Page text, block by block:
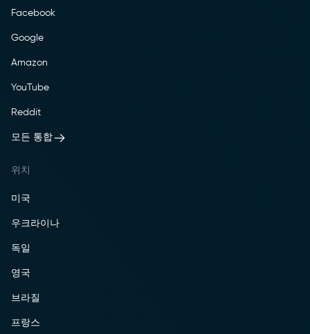
Facebook
Google
Amazon
YouTube
Reddit
모든 통합
위치
미국
우크라이나
독일
영국
브라질
프랑스